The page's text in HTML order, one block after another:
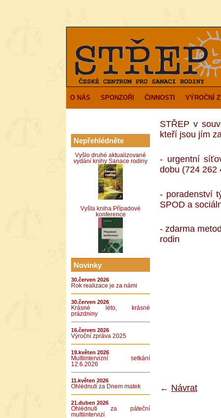
O NÁS SPONZOŘI ČINNOSTI VÝROČNÍ
Nepřehlédněte
Vyšlo druhé aktualizované
vydání knihy Sanace rodiny
Vyšla kniha Případové
konference
Novinky
30.červen 2026
Rok realizace je za námi
30.červen 2026
Krásné léto, krásné
prázdniny
16.červen 2026
Výroční zpráva 2025
19.květen 2026
Multiintervizní setkání
12.6.2026
11.květen 2026
Ohlédnutí za Dnem matek
21.duben 2026
Ohlédnutí za páteční
multiintervizí
STŘEP v
kteří jsou jím
- urgentní
dobu (724 262
- poradenství
SPOD a
- zdarma
rodin
← Návrat